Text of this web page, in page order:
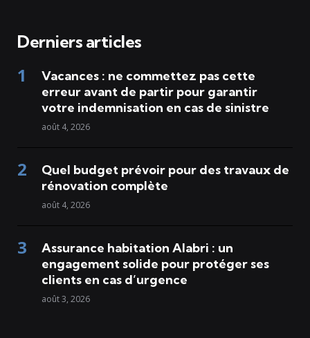
Derniers articles
Vacances : ne commettez pas cette
erreur avant de partir pour garantir
votre indemnisation en cas de sinistre
août 4, 2026
Quel budget prévoir pour des travaux de
rénovation complète
août 4, 2026
Assurance habitation Alabri : un
engagement solide pour protéger ses
clients en cas d’urgence
août 3, 2026